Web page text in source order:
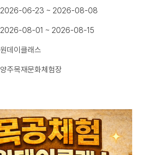
2026-06-23 ~ 2026-08-08
2026-08-01 ~ 2026-08-15
원데이클래스
양주목재문화체험장